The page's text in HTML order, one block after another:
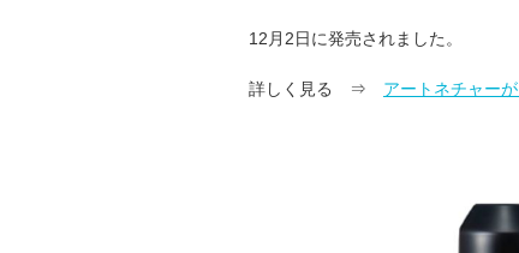
12月2日に発売されました。
詳しく見る ⇒ アートネチャー